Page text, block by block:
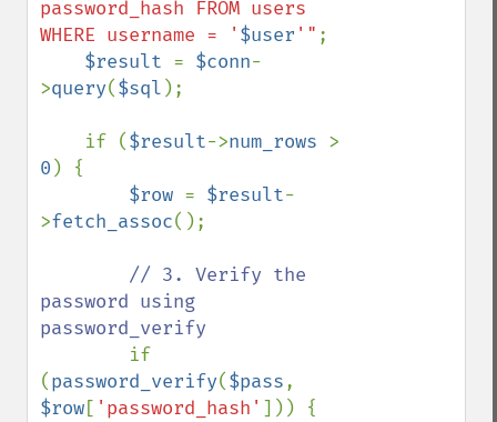
password_hash FROM users
WHERE username = ' $user '" ;
$result = $conn-
>query($sql );
    if (
$result->num_rows
0 ) {
$row = $result-
>fetch_assoc();
// 3. Verify the
password using
password_verify
if
(password_verify($pass
$row[ 'password_hash' ])) {